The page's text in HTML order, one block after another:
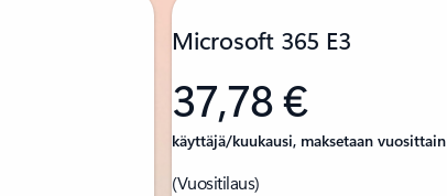
Microsoft 365 E3
37,78 €
käyttäjä/kuukausi, maksetaan vuosittain
(Vuositilaus)